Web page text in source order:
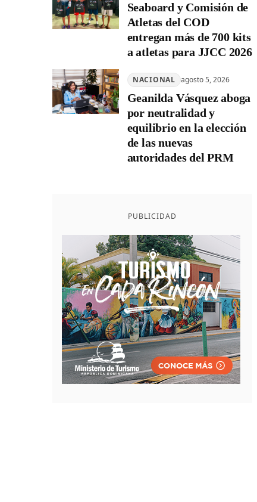
Seaboard y Comisión de
Atletas del COD
entregan más de 700 kits
a atletas para JJCC 2026
NACIONAL agosto 5, 2026
Geanilda Vásquez aboga
por neutralidad y
equilibrio en la elección
de las nuevas
autoridades del PRM
PUBLICIDAD